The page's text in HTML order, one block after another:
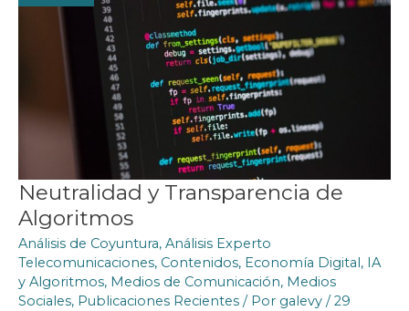
Neutralidad y Transparencia de
Algoritmos
Análisis de Coyuntura, Análisis Experto
Telecomunicaciones, Contenidos, Economía Digital, IA
y Algoritmos, Medios de Comunicación, Medios
Sociales, Publicaciones Recientes / Por galevy /29